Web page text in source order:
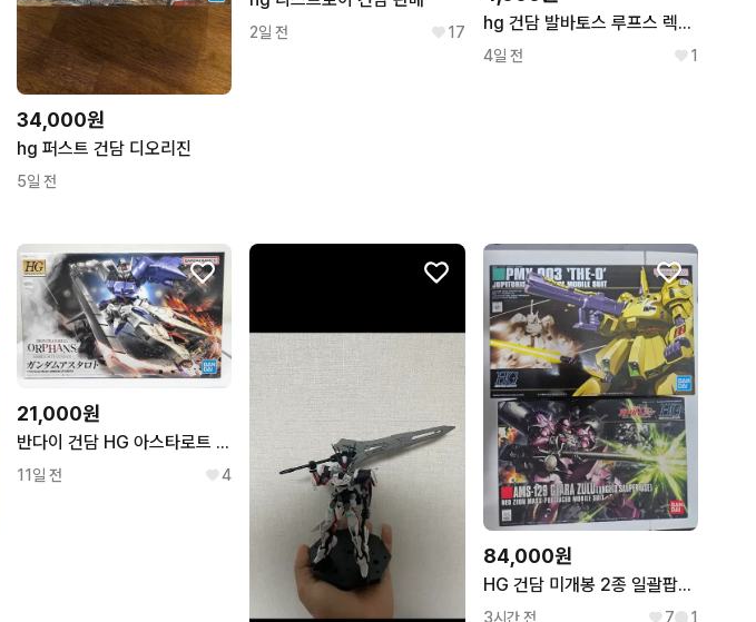
34,000원
hg 퍼스트 건담 디오리진
5일 전
2일 전 17 hg 건담 발바토스 루프스 렉스의 초거대 메이스 무기파츠
4일 전 1
21,000원
반다이 건담 HG 아스타로트 (철혈의오펀스 발바토스)
11일 전 4
84,000원
HG 건담 미개봉 2종 일괄팝니다 디오 THE-O 기라줄루 일괄팝니다
3시간 전 7 1